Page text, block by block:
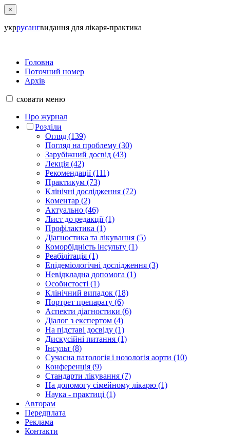
×
укррусангвидання для лікаря-практика
Головна
Поточний номер
Архів
сховати меню
Про журнал
Розділи
Огляд (139)
Погляд на проблему (30)
Зарубіжний досвід (43)
Лекція (42)
Рекомендації (111)
Практикум (73)
Клінічні дослідження (72)
Коментар (2)
Актуально (46)
Лист до редакції (1)
Профілактика (1)
Діагностика та лікування (5)
Коморбідність інсульту (1)
Реабілітація (1)
Епідеміологічні дослідження (3)
Невідкладна допомога (1)
Особистості (1)
Клінічний випадок (18)
Портрет препарату (6)
Аспекти діагностики (6)
Діалог з експертом (4)
На підставі досвіду (1)
Дискусійні питання (1)
Інсульт (8)
Сучасна патологія і нозологія аорти (10)
Конференція (9)
Стандарти лікування (7)
На допомогу сімейному лікарю (1)
Наука - практиці (1)
Авторам
Передплата
Реклама
Контакти